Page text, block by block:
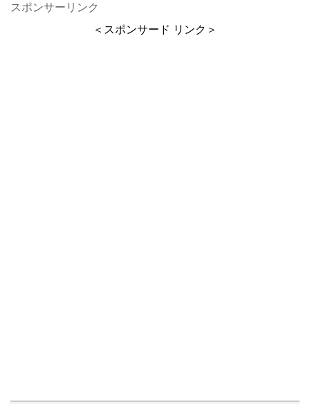
スポンサーリンク
＜スポンサード リンク＞